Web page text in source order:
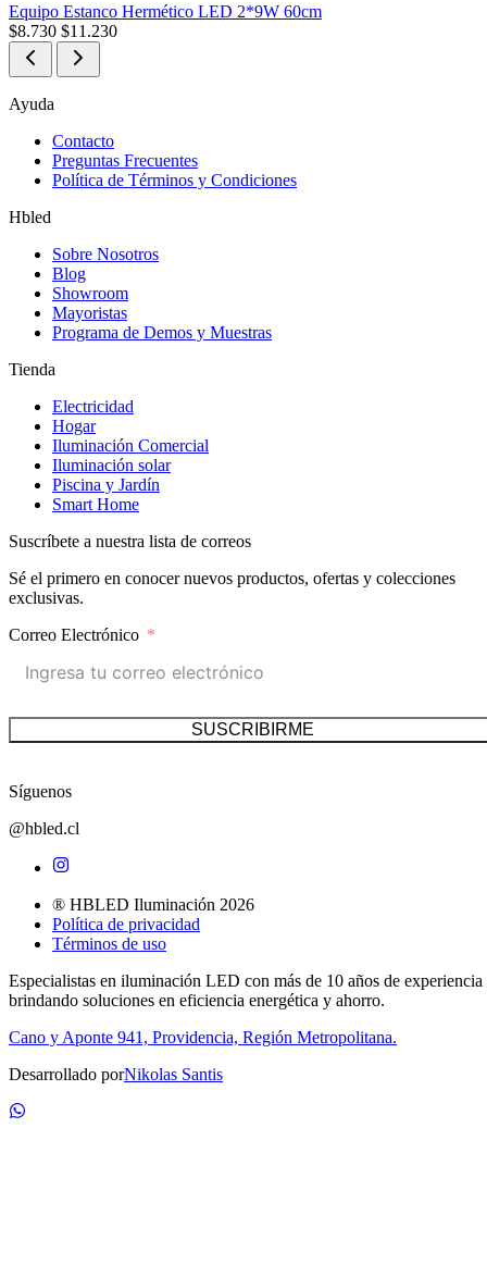
Equipo Estanco Hermético LED 2*9W 60cm
$8.730 $11.230
Ayuda
Contacto
Preguntas Frecuentes
Política de Términos y Condiciones
Hbled
Sobre Nosotros
Blog
Showroom
Mayoristas
Programa de Demos y Muestras
Tienda
Electricidad
Hogar
Iluminación Comercial
Iluminación solar
Piscina y Jardín
Smart Home
Suscríbete a nuestra lista de correos
Sé el primero en conocer nuevos productos, ofertas y colecciones
exclusivas.
Correo Electrónico
SUSCRIBIRME
Síguenos
@hbled.cl
® HBLED Iluminación 2026
Política de privacidad
Términos de uso
Especialistas en iluminación LED con más de 10 años de experiencia
brindando soluciones en eficiencia energética y ahorro.
Cano y Aponte 941, Providencia, Región Metropolitana.
Desarrollado porNikolas Santis